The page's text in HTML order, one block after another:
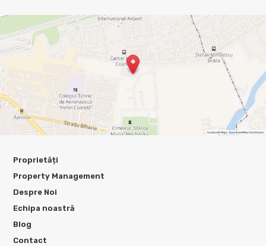
Proprietăți
Property Management
Despre Noi
Echipa noastră
Blog
Contact